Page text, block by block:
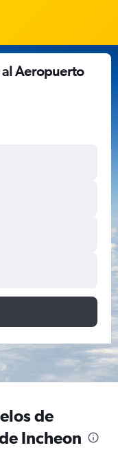
Aeropuerto
de
Incheon